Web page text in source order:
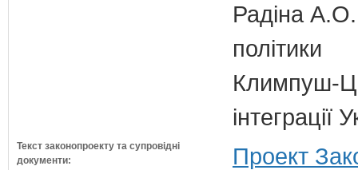
Радіна А.О.
політики
Климпуш-
Текст законопроекту та супровідні
документи:
Проект